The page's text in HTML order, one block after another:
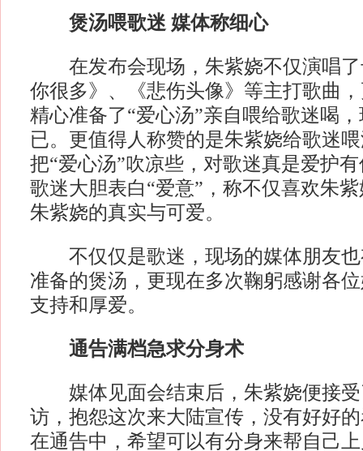
煲汤喂歌迷 媒体称细心
在发布会现场，朱紫娆不仅演唱了
你很多》、《悲伤头像》等主打歌曲
精心准备了“爱心汤”亲自喂给歌迷喝
已。更值得人称赞的是朱紫娆给歌迷
把“爱心汤”吹凉些，对歌迷真是爱护
歌迷大胆表白“爱意”，称不仅喜欢朱
朱紫娆的真实与可爱。
不仅仅是歌迷，现场的媒体朋友也
准备的煲汤，更现在多次鞠躬感谢各
支持和厚爱。
通告满档急求分身术
媒体见面会结束后，朱紫娆便接受
访，抱怨这次来大陆宣传，没有好好
在通告中，希望可以有分身来帮自己